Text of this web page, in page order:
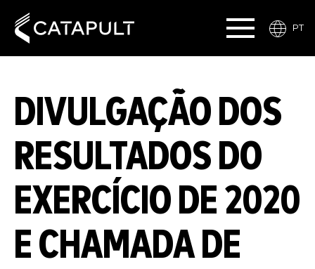
PT
DIVULGAÇÃO DOS
RESULTADOS DO
EXERCÍCIO DE 2020
E CHAMADA DE